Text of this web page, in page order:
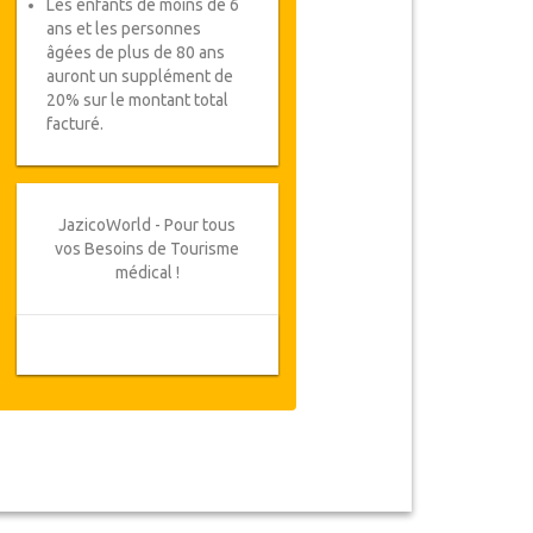
Les enfants de moins de 6
ans et les personnes
âgées de plus de 80 ans
auront un supplément de
20% sur le montant total
facturé.
JazicoWorld - Pour tous
vos Besoins de Tourisme
médical !